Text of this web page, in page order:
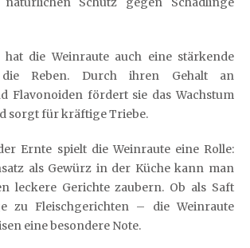
hat die Weinraute auch eine stärkende
Reben. Durch ihren Gehalt an
Flavonoiden fördert sie das Wachstum
sorgt für kräftige Triebe.
Ernte spielt die Weinraute eine Rolle:
als Gewürz in der Küche kann man
leckere Gerichte zaubern. Ob als Saft
zu Fleischgerichten – die Weinraute
eine besondere Note.